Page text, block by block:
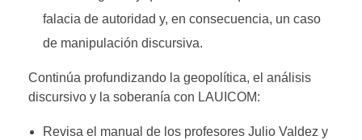
falacia de autoridad y, en consecuencia, un caso
de manipulación discursiva.
Continúa profundizando la geopolítica, el análisis
discursivo y la soberanía con LAUICOM:
Revisa el manual de los profesores Julio Valdez y